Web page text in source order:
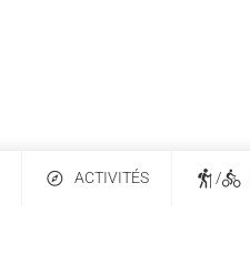
ACTIVITÉS /